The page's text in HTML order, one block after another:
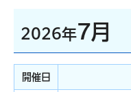
2026年7月
開催日